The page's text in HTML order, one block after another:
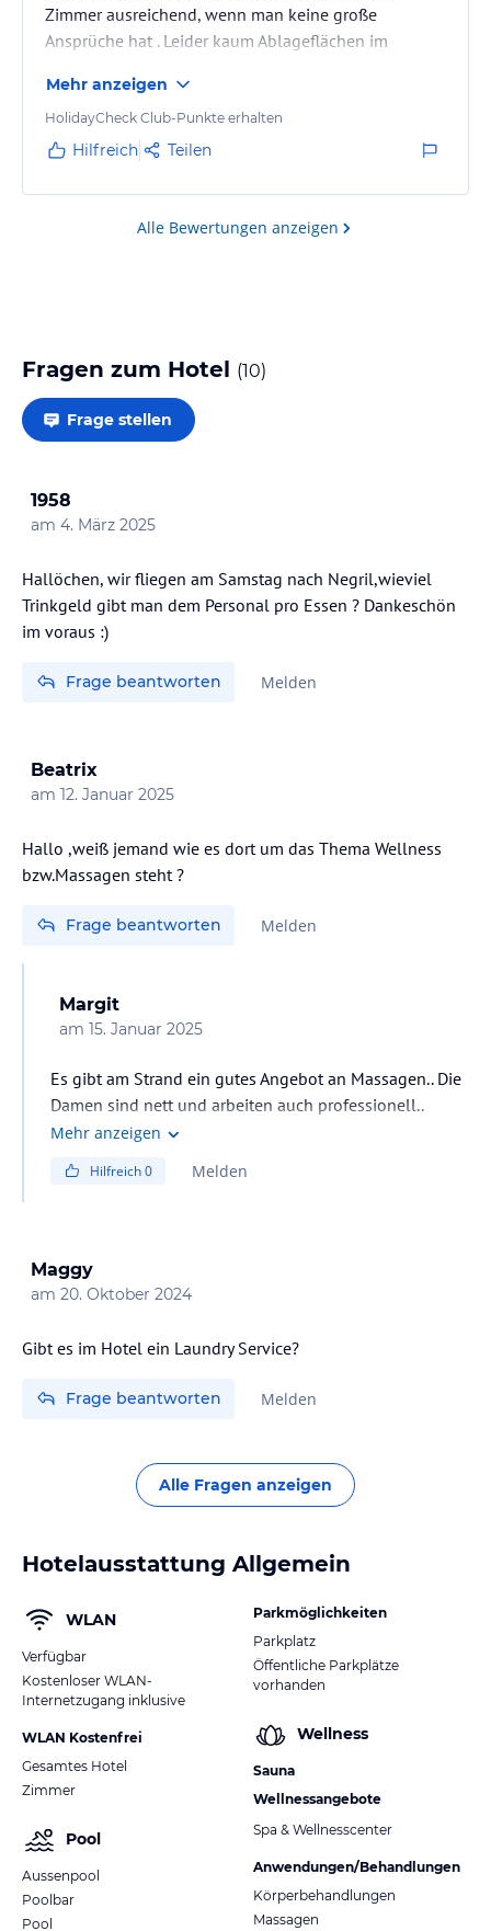
Zimmer ausreichend, wenn man keine große
Ansprüche hat . Leider kaum Ablageflächen im
aufzuhängen
Mehr anzeigen
HolidayCheck Club-Punkte erhalten
Hilfreich Teilen
Alle Bewertungen anzeigen
Fragen zum Hotel (10)
Frage stellen
1958
am 4. März 2025
Hallöchen, wir fliegen am Samstag nach Negril,wieviel
Trinkgeld gibt man dem Personal pro Essen ? Dankeschön
im voraus :)
Frage beantworten Melden
Beatrix
am 12. Januar 2025
Hallo ,weiß jemand wie es dort um das Thema Wellness
bzw.Massagen steht ?
Frage beantworten Melden
Margit
am 15. Januar 2025
Es gibt am Strand ein gutes Angebot an Massagen.. Die
Damen sind nett und arbeiten auch professionell..
Wellness Angebote gibt es aber keine..
Mehr anzeigen
Hilfreich0 Melden
Maggy
am 20. Oktober 2024
Gibt es im Hotel ein Laundry Service?
Frage beantworten Melden
Alle Fragen anzeigen
Hotelausstattung Allgemein
WLAN
Verfügbar
Kostenloser WLAN-
Internetzugang inklusive
WLAN Kostenfrei
Gesamtes Hotel
Zimmer
Pool
Aussenpool
Poolbar
Pool
Parkmöglichkeiten
Parkplatz
Öffentliche Parkplätze
vorhanden
Wellness
Sauna
Wellnessangebote
Spa & Wellnesscenter
Anwendungen/Behandlungen
Körperbehandlungen
Massagen